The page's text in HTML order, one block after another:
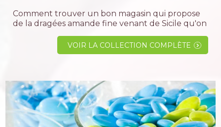
Comment trouver un bon magasin qui propose
de la dragées amande fine venant de Sicile qu'on
cherchez plus nous avons pour vous sélectionné
la meilleure dragée à un...
VOIR LA COLLECTION COMPLÈTE